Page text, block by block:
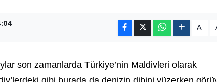
A-
son zamanlarda Türkiye’nin Maldivleri olarak